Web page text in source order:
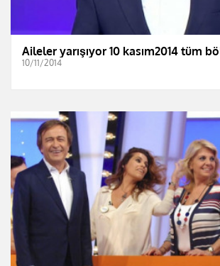
Aileler yarışıyor 10 kasım2014 tüm
10/11/2014